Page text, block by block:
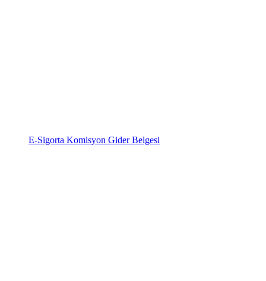
E-Sigorta Komisyon Gider Belgesi